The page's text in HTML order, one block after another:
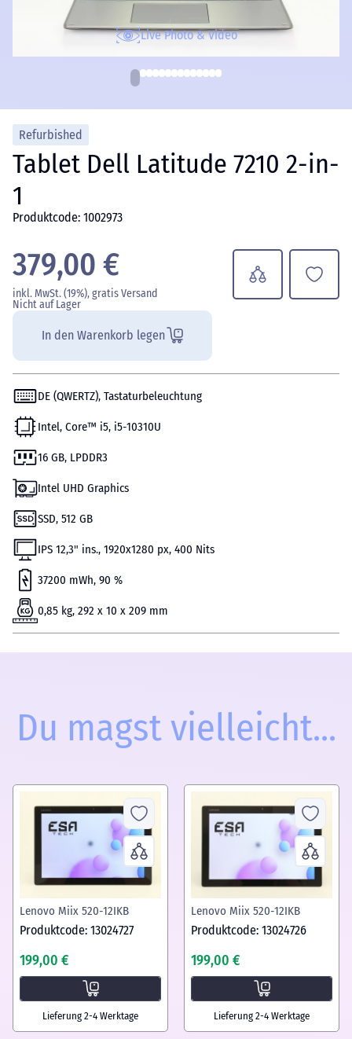
Live Photo & Video
Refurbished
Tablet Dell Latitude 7210 2-in-
1
Produktcode: 1002973
379,00 €
inkl. MwSt. (19%), gratis Versand
Nicht auf Lager
In den Warenkorb legen
DE (QWERTZ), Tastaturbeleuchtung
Intel, Core™ i5, i5-10310U
16 GB, LPDDR3
Intel UHD Graphics
SSD, 512 GB
IPS 12,3" ins., 1920х1280 px, 400 Nits
37200 mWh, 90 %
0,85 kg, 292 x 10 x 209 mm
Du magst vielleicht...
Lenovo Miix 520-12IKB
Produktcode: 13024727
199,00 €
Lieferung 2-4 Werktage
Lenovo Miix 520-12IKB
Produktcode: 13024726
199,00 €
Lieferung 2-4 Werktage